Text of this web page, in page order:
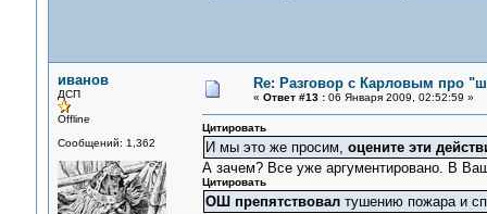
иванов
ДСП
Offline
Сообщений: 1,362
Re: Разговор с Карловым про
« Ответ #13 :06 Января 2009, 02:52:59 »
Цитировать
И мы это же просим, оцените эти
А зачем? Все уже аргументировано. В
Цитировать
ОШ препятствовалтушению пожара и